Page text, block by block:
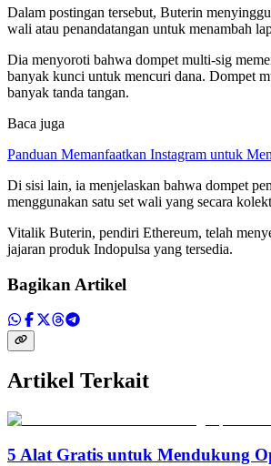
Dalam postingan tersebut, Buterin
wali atau penandatangan untuk menambah
Dia menyoroti bahwa dompet multi-sig
banyak kunci untuk mencuri dana. Dompet
banyak tanda tangan.
Baca juga
Panduan Memanfaatkan Instagram untuk
Di sisi lain, ia menjelaskan bahwa dompet
menggunakan satu set wali yang secara
Vitalik Buterin, pendiri Ethereum, telah
jajaran produk Indopulsa yang tersedia.
Bagikan Artikel
Artikel Terkait
5 Alat Gratis untuk Mendukung